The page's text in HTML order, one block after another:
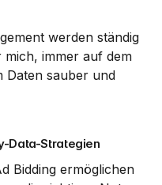
werden ständig
immer auf dem
Daten sauber und
Data-Strategien
Bidding ermöglichen